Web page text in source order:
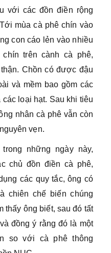
với các đồn điền rộng
mùa cà phê chín vào
con cáo lẻn vào nhiều
trên cành cà phê,
Chồn có được đậu
và mềm bao gồm các
các loại hạt. Sau khi tiêu
nhân cà phê vẫn còn
vẹn.
những ngày này,
chủ đồn điền cà phê,
các quy tắc, ông có
chiên chế biến chúng
thấy ông biết, sau đó tất
đồng ý rằng đó là một
so với cà phê thông